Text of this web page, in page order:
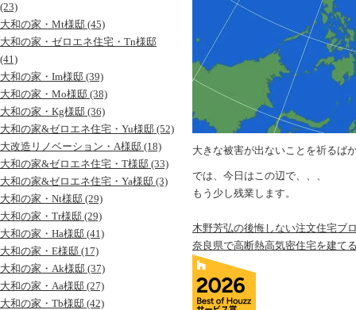
大きな被害が出ないことを祈るば
では、今日はこの辺で、、、
もう少し残業します。
木野芳弘の後悔しない注文住宅ブ
奈良県で高断熱高気密住宅を建て
(23)
大和の家・Mt様邸 (45)
大和の家・ゼロエネ住宅・Tn様邸
(41)
大和の家・Im様邸 (39)
大和の家・Mo様邸 (38)
大和の家・Kg様邸 (36)
大和の家&ゼロエネ住宅・Yu様邸 (52)
大改造リノベーション・A様邸 (18)
大和の家&ゼロエネ住宅・T様邸 (33)
大和の家&ゼロエネ住宅・Ya様邸 (3)
大和の家・Nt様邸 (29)
大和の家・Tr様邸 (29)
大和の家・Ha様邸 (41)
大和の家・E様邸 (17)
大和の家・Ak様邸 (37)
大和の家・Aa様邸 (27)
大和の家・Tb様邸 (42)